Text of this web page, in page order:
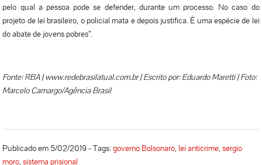
pelo qual a pessoa pode se defender, durante um processo. No caso do
projeto de lei brasileiro, o policial mata e depois justifica. É uma espécie de lei
do abate de jovens pobres”.
Fonte: RBA | www.redebrasilatual.com.br | Escrito por: Eduardo Maretti | Foto:
Marcelo Camargo/Agência Brasil
Publicado em 5/02/2019 - Tags:governo Bolsonaro, lei anticrime,sergio
moro,sistema prisional